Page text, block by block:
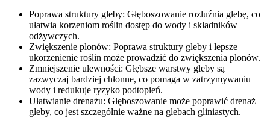
Poprawa struktury gleby: Głęboszowanie rozluźnia glebę, co
ułatwia korzeniom roślin dostęp do wody i składników
odżywczych.
Zwiększenie plonów: Poprawa struktury gleby i lepsze
ukorzenienie roślin może prowadzić do zwiększenia plonów.
Zmniejszenie ulewności: Głębsze warstwy gleby są
zazwyczaj bardziej chłonne, co pomaga w zatrzymywaniu
wody i redukuje ryzyko podtopień.
Ułatwianie drenażu: Głęboszowanie może poprawić drenaż
gleby, co jest szczególnie ważne na glebach gliniastych.